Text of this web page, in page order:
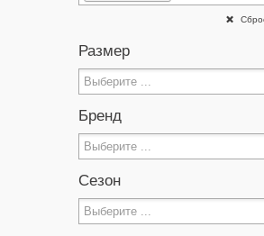
Размер
Бренд
Сезон